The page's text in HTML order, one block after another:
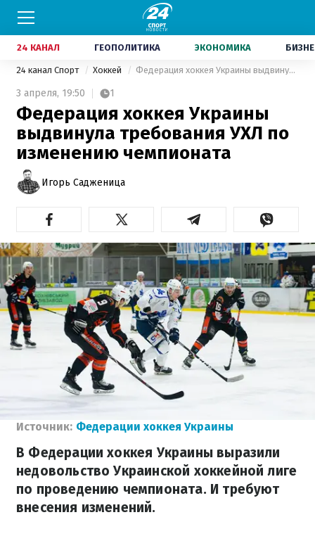
24 КАНАЛ ГЕОПОЛИТИКА ЭКОНОМИКА
24 канал Спорт Хоккей Федерация хоккея Украины выдвинула требования УХЛ по изменению чемпионата
3 апреля, 19:50 1
Федерация хоккея Украины
выдвинула требования УХЛ по
изменению чемпионата
Игорь Садженица
Источник: Федерации хоккея Украины
В Федерации хоккея Украины выразили
недовольство Украинской хоккейной лиге
по проведению чемпионата. И требуют
внесения изменений.